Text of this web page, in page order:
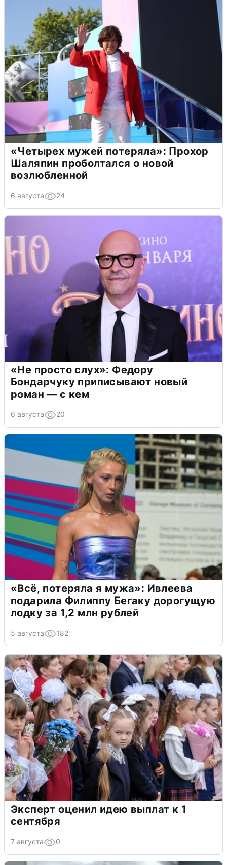
«Четырех мужей потеряла»: Прохор
Шаляпин проболтался о новой
возлюбленной
6 августа 24
«Не просто слух»: Федору
Бондарчуку приписывают новый
роман — с кем
6 августа 20
«Всё, потеряла я мужа»: Ивлеева
подарила Филиппу Бегаку дорогущую
лодку за 1,2 млн рублей
5 августа 182
Эксперт оценил идею выплат к 1
сентября
7 августа 0